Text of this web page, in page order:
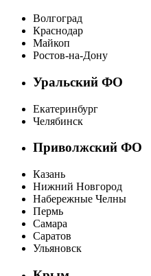
Волгоград
Краснодар
Майкоп
Ростов-на-Дону
Уральский ФО
Екатеринбург
Челябинск
Приволжский ФО
Казань
Нижний Новгород
Набережные Челны
Пермь
Самара
Саратов
Ульяновск